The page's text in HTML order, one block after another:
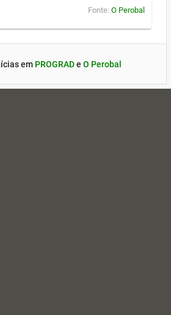
Fonte: O Perobal
em PROGRADe O Perobal